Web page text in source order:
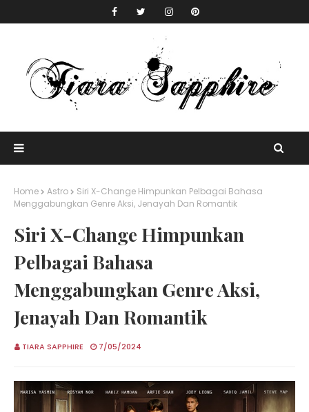
Home Astro
Siri X-Change Himpunkan Pelbagai Bahasa
Menggabungkan Genre Aksi, Jenayah Dan Romantik
Siri X-Change Himpunkan
Pelbagai Bahasa
Menggabungkan Genre Aksi,
Jenayah Dan Romantik
TIARA SAPPHIRE 7/05/2024